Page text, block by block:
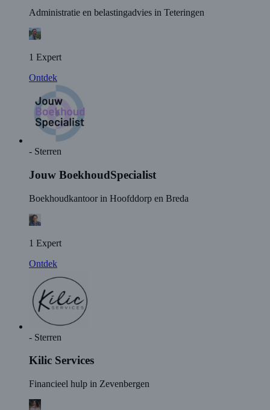
Administratie en belastingadvies in Teteringen
1 Expert
Ontdek
- Sterren
Jouw BoekhoudSpecialist
Boekhoudkantoor in Hoofddorp en Breda
1 Expert
Ontdek
- Sterren
Kilic Services
Financieel hulp in Zevenbergen